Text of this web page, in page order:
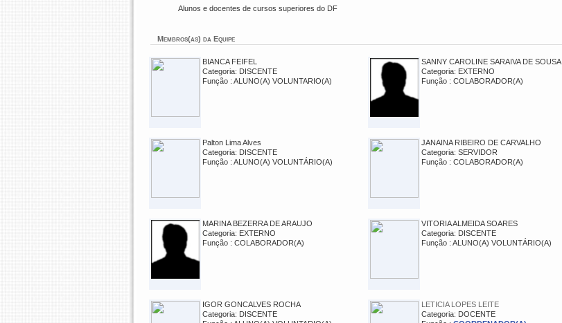
Alunos e docentes de cursos superiores do DF
Membros(as) da Equipe
BIANCA FEIFEL
Categoria: DISCENTE
Função : ALUNO(A) VOLUNTARIO(A)
SANNY CAROLINE SARAIVA DE SOUSA
Categoria: EXTERNO
Função : COLABORADOR(A)
Palton Lima Alves
Categoria: DISCENTE
Função : ALUNO(A) VOLUNTÁRIO(A)
JANAINA RIBEIRO DE CARVALHO
Categoria: SERVIDOR
Função : COLABORADOR(A)
MARINA BEZERRA DE ARAUJO
Categoria: EXTERNO
Função : COLABORADOR(A)
VITORIA ALMEIDA SOARES
Categoria: DISCENTE
Função : ALUNO(A) VOLUNTÁRIO(A)
IGOR GONCALVES ROCHA
Categoria: DISCENTE
LETICIA LOPES LEITE
Categoria: DOCENTE